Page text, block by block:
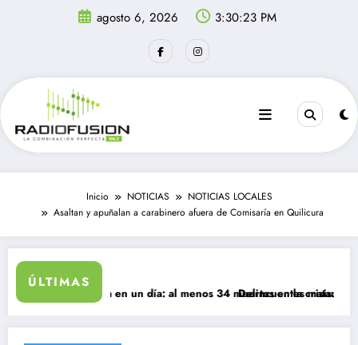
agosto 6, 2026 3:30:23 PM
Inicio NOTICIAS
NOTICIAS LOCALES
Asaltan y apuñalan a carabinero afuera de Comisaría en Quilicura
ÚLTIMAS
ingresan a Ceuta en un día: al menos 34 muertos en la crisis.
Delincuentes matan a